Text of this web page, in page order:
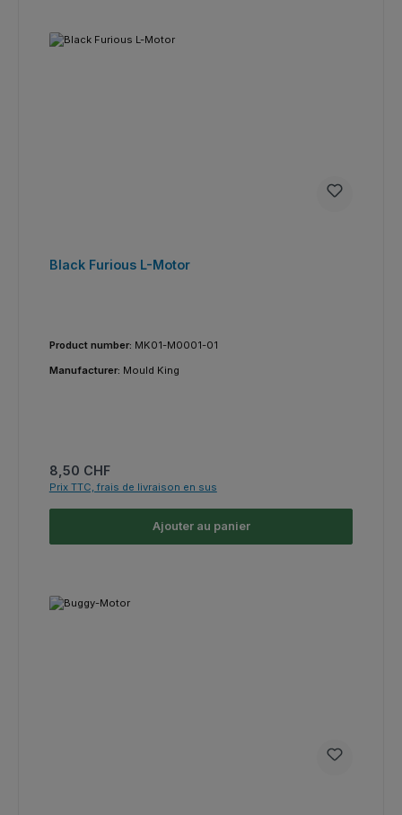
Black Furious L-Motor
Product number: MK01-M0001-01
Manufacturer: Mould King
Prix régulier :
8,50 CHF
Prix TTC, frais de livraison en sus
Ajouter au panier